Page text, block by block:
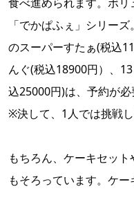
「でかぱふぇ」シリー
のスーパーすたぁ(税込
んぐ(税込18900円）、
込25000円)は、予約が必
※決して、1人では挑戦し
もちろん、ケーキセッ
もそろっています。ケー